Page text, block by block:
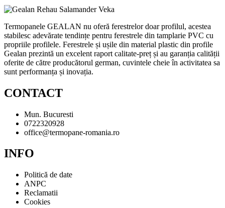
Termopanele GEALAN nu oferă ferestrelor doar profilul, acestea
stabilesc adevărate tendințe pentru ferestrele din tamplarie PVC cu
propriile profilele. Ferestrele și ușile din material plastic din profile
Gealan prezintă un excelent raport calitate-preț și au garanția calității
oferite de către producătorul german, cuvintele cheie în activitatea sa
sunt performanța și inovația.
CONTACT
Mun. Bucuresti
0722320928
office@termopane-romania.ro
INFO
Politică de date
ANPC
Reclamatii
Cookies